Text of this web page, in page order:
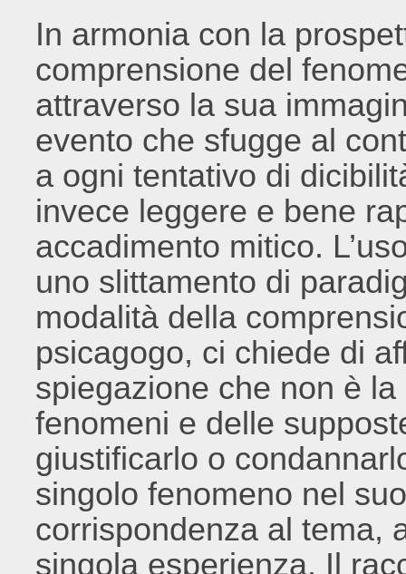
In armonia con la
comprensione del
attraverso la sua
evento che sfugge al
a ogni tentativo di
invece leggere e bene
accadimento mitico.
uno slittamento di
modalità della
psicagogo, ci chiede di
spiegazione che non è
fenomeni e delle
giustificarlo o
singolo fenomeno nel
corrispondenza al tema,
singola esperienza. Il